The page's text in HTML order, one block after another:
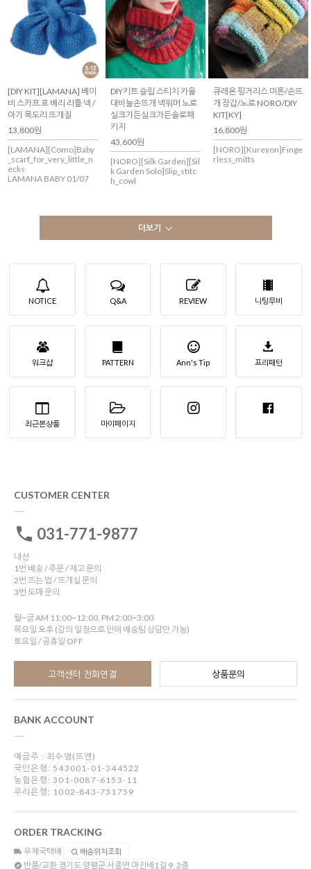
[DIY KIT][LAMANA] 베이
비 스카프 포 베리 리틀 넥 /
아기 목도리 뜨개질
13,800원
[LAMANA][Como]Baby
_scarf_for_very_little_n
ecks
LAMANA BABY 01/07
DIY키트 슬립 스티치 카울
대바늘손뜨개 넥워머 노로
실크가든실크가든솔로패
키지
43,600원
[NORO][Silk Garden][Sil
k Garden Solo]Slip_stitc
h_cowl
큐레욘 핑거리스 미튼/손뜨
개 장갑/노로 NORO/DIY
KIT[KY]
16,800원
[NORO][Kureyon]Finge
rless_mitts
더보기
NOTICE Q&A REVIEW 니팅무비
워크샵 PATTERN Ann's Tip 프리패턴
최근본상품 마이페이지
CUSTOMER CENTER
031-771-9877
내선
1번 배송 / 주문 / 재고 문의
2번 뜨는 법 / 뜨개실 문의
3번 도매 문의
월~금 AM 11:00~12:00, PM 2:00~3:00
목요일 오후 (강의 일정으로 인해 배송팀 상담만 가능)
토요일 / 공휴일 OFF
고객센터 전화연결 상품문의
BANK ACCOUNT
예금주 : 최수영(뜨앤)
국민은행: 543001-01-344522
농협은행: 301-0087-6153-11
우리은행: 1002-843-731759
ORDER TRACKING
우체국택배 배송위치조회
반품/교환 경기도 양평군 서종면 마진배1길 9, 2층